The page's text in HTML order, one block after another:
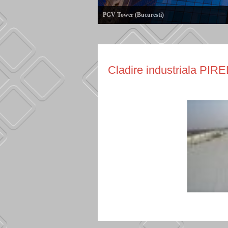
PGV Tower (Bucuresti)
Cladire industriala